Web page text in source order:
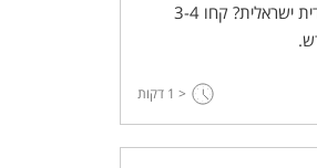
ודמויות בתרבות היהודית ישראלית? קחו 3-4
< 1 דקות